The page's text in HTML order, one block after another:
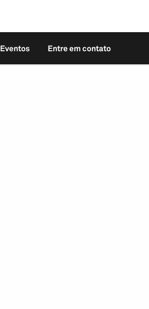
Eventos Entre em contato